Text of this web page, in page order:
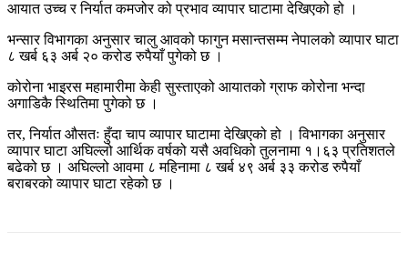
आयात उच्च र निर्यात कमजोर को प्रभाव व्यापार घाटामा देखिएको हो ।
भन्सार विभागका अनुसार चालु आवको फागुन मसान्तसम्म नेपालको व्यापार घाटा
८ खर्ब ६३ अर्ब २० करोड रुपैयाँ पुगेको छ ।
कोरोना भाइरस महामारीमा केही सुस्ताएको आयातको ग्राफ कोरोना भन्दा
अगाडिकै स्थितिमा पुगेको छ ।
तर, निर्यात औसतः हुँदा चाप व्यापार घाटामा देखिएको हो । विभागका अनुसार
व्यापार घाटा अघिल्लो आर्थिक वर्षको यसै अवधिको तुलनामा १।६३ प्रतिशतले
बढेको छ । अघिल्लो आवमा ८ महिनामा ८ खर्ब ४९ अर्ब ३३ करोड रुपैयाँ
बराबरको व्यापार घाटा रहेको छ ।